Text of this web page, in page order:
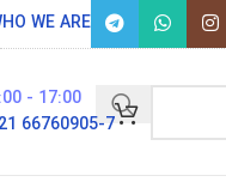
WE ARE
17:00 - 9:00
66760905-7 021